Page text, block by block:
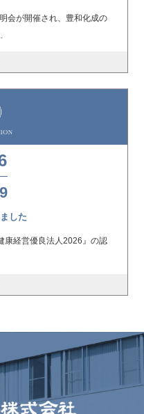
会が開催され、豊和化成の
した
康経営優良法人2026』の認